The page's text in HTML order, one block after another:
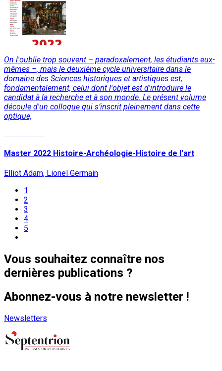
On l'oublie trop souvent – paradoxalement, les étudiants eux-
mêmes –, mais le deuxième cycle universitaire dans le
domaine des Sciences historiques et artistiques est,
fondamentalement, celui dont l'objet est d'introduire le
candidat à la recherche et à son monde. Le présent volume
découle d'un colloque qui s’inscrit pleinement dans cette
optique,
Master 2022 Histoire-Archéologie-Histoire de l'art
Elliot Adam, Lionel Germain
1
2
3
4
5
Vous souhaitez connaître nos
dernières publications ?
Abonnez-vous à notre newsletter !
Newsletters